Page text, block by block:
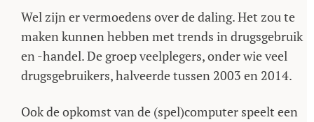
Wel zijn er vermoedens over de daling. Het zou te
maken kunnen hebben met trends in drugsgebruik
en -handel. De groep veelplegers, onder wie veel
drugsgebruikers, halveerde tussen 2003 en 2014.
Ook de opkomst van de (spel)computer speelt een